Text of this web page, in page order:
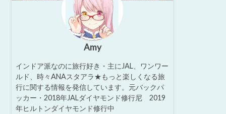
Amy
インドア派なのに旅行好き・主にJAL、ワンワー
ルド、時々ANAスタアラ★もっと楽しくなる旅
行に関する情報を発信しています。元バックパ
ッカー・2018年JALダイヤモンド修行尼 2019
年ヒルトンダイヤモンド修行中